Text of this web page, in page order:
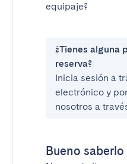
equipaje?
¿Tienes alguna
reserva?
Inicia sesión a
electrónico y
nosotros a
Bueno saberlo